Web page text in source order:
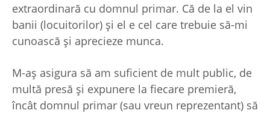
extraordinară cu domnul primar. Că de la el vin
banii (locuitorilor) și el e cel care trebuie să-mi
cunoască și aprecieze munca.
M-aș asigura să am suficient de mult public, de
multă presă și expunere la fiecare premieră,
încât domnul primar (sau vreun reprezentant) să